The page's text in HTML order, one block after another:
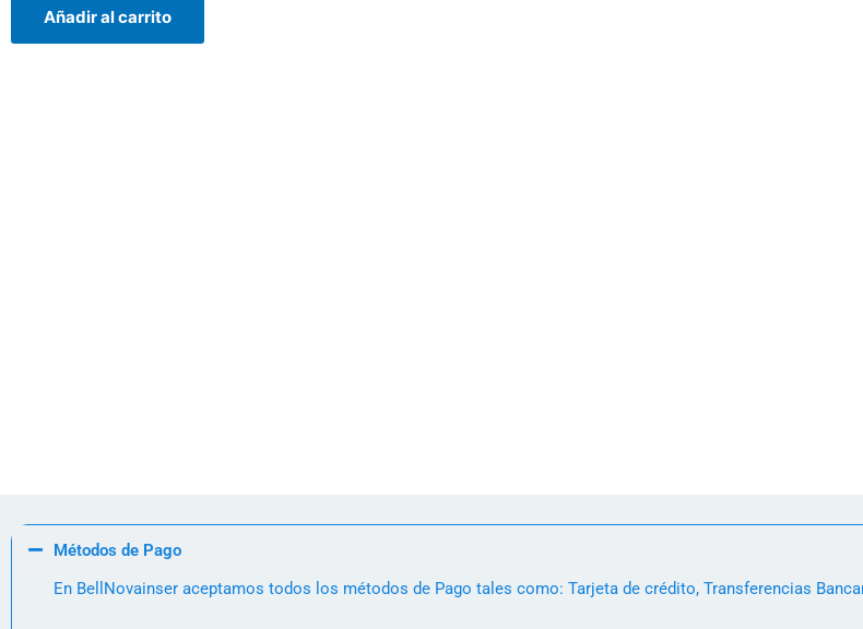
Añadir al carrito
Métodos de Pago
En BellNovainser aceptamos todos los métodos de Pago tales como: Tarjeta de crédito, Transferencias